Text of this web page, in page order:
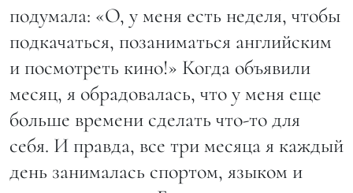
подумала: «О, у меня есть неделя, чтобы
подкачаться, позаниматься английским
и посмотреть кино!» Когда объявили
месяц, я обрадовалась, что у меня еще
больше времени сделать что-то для
себя. И правда, все три месяца я каждый
день занималась спортом, языком и